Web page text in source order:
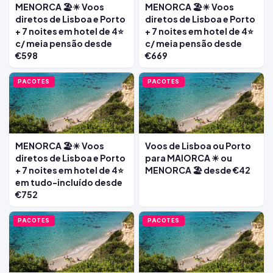
MENORCA 🏖️☀ Voos
diretos de Lisboa e Porto
+ 7 noites em hotel de 4⭐
c/ meia pensão desde
€598
MENORCA 🏖️☀ Voos
diretos de Lisboa e Porto
+ 7 noites em hotel de 4⭐
c/ meia pensão desde
€669
PACOTES
MENORCA 🏖️☀ Voos
diretos de Lisboa e Porto
+ 7 noites em hotel de 4⭐
em tudo-incluído desde
€752
PACOTES
Voos de Lisboa ou Porto
para MAIORCA ☀ ou
MENORCA 🏖️ desde €42
PACOTES PACOTES